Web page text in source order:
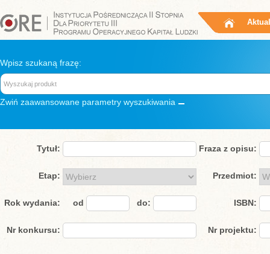
Wpisz szukaną frazę:
Zwiń zaawansowane parametry wyszukiwania
Tytuł: Fraza z opisu:
Etap: Przedmiot:
Rok wydania: od do: ISBN:
Nr konkursu: Nr projektu: